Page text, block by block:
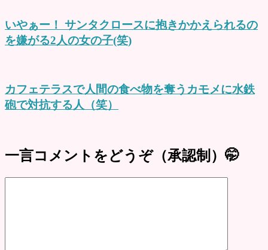
いやぁー！ サンタクロースに抱きかかえられるの
を嫌がる2人の女の子(笑)
カフェテラスで人間の食べ物を奪うカモメに水鉄
砲で対抗する人（笑）
一言コメントをどうぞ（承認制）🤭